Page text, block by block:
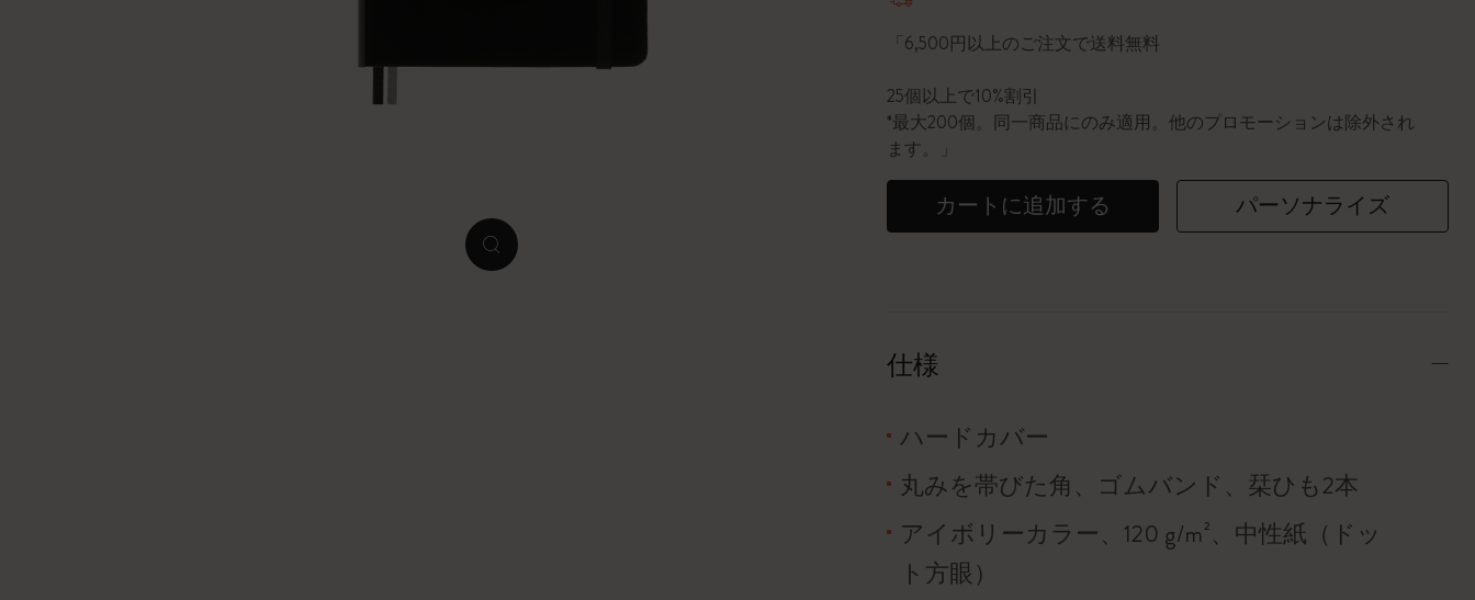
zoom.cta
「6,500円以上のご注文で送料無料
25個以上で10%割引
*最大200個。同一商品にのみ適用。他のプロモーションは除外され
ます。」
カートに追加する パーソナライズ
仕様
ハードカバー
丸みを帯びた角、ゴムバンド、栞ひも2本
アイボリーカラー、120 g/m²、中性紙（ドッ
ト方眼）